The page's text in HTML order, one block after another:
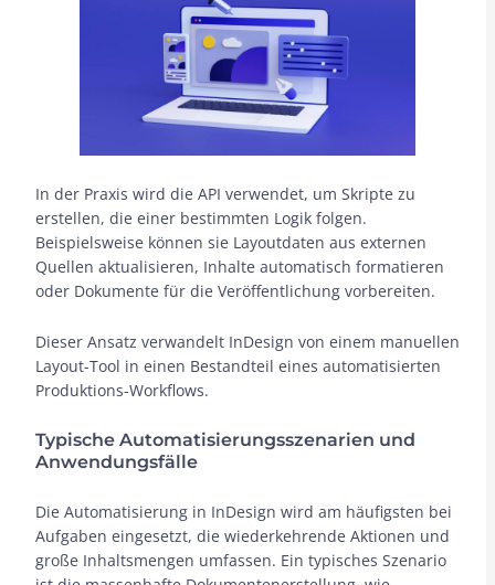
In der Praxis wird die API verwendet, um Skripte zu
erstellen, die einer bestimmten Logik folgen.
Beispielsweise können sie Layoutdaten aus externen
Quellen aktualisieren, Inhalte automatisch formatieren
oder Dokumente für die Veröffentlichung vorbereiten.
Dieser Ansatz verwandelt InDesign von einem manuellen
Layout-Tool in einen Bestandteil eines automatisierten
Produktions-Workflows.
Typische Automatisierungsszenarien und
Anwendungsfälle
Die Automatisierung in InDesign wird am häufigsten bei
Aufgaben eingesetzt, die wiederkehrende Aktionen und
große Inhaltsmengen umfassen. Ein typisches Szenario